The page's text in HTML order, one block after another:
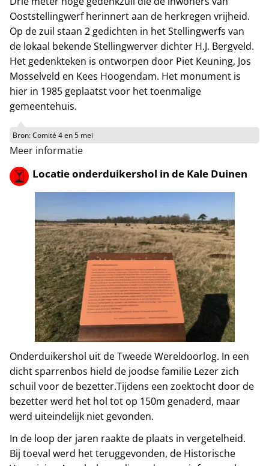
Ooststellingwerf herinnert aan de herkregen vrijheid.
Op de zuil staan 2 gedichten in het Stellingwerfs van
de lokaal bekende Stellingwerver dichter H.J. Bergveld.
Het gedenkteken is ontworpen door Piet Keuning, Jos
Mosselveld en Kees Hoogendam. Het monument is
hier in 1985 geplaatst voor het toenmalige
gemeentehuis.
Bron:Comité 4 en 5 mei
Meer informatie
Locatie onderduikershol in de Kale Duinen
Onderduikershol uit de Tweede Wereldoorlog. In een
dicht sparrenbos hield de joodse familie Lezer zich
schuil voor de bezetter.Tijdens een zoektocht door de
bezetter werd het hol tot op 150m genaderd, maar
werd uiteindelijk niet gevonden.
In de loop der jaren raakte de plaats in vergetelheid.
Bij toeval werd het teruggevonden, de Historische